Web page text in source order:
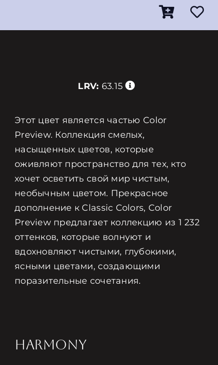
LRV: 63.15
Этот цвет является частью Color
Preview. Коллекция смелых,
насыщенных цветов, которые
оживляют пространство для тех, кто
хочет осветить свой мир чистым,
необычным цветом. Прекрасное
дополнение к Classic Colors, Color
Preview предлагает коллекцию из 1 232
оттенков, которые волнуют и
вдохновляют чистыми, глубокими,
ясными цветами, создающими
поразительные сочетания.
HARMONY